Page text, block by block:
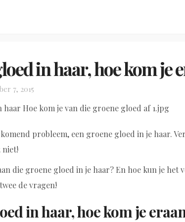
in haar, hoe kom je
7, 2015
probleem, een groene gloed in je haar.
niet!
die groene gloed in je haar? En hoe kun je het
de vragen!
in haar, hoe kom je